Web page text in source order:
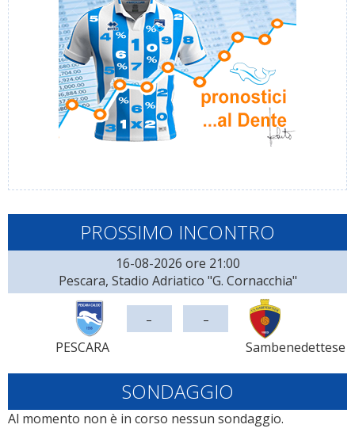
PROSSIMO INCONTRO
16-08-2026 ore 21:00
Pescara, Stadio Adriatico "G. Cornacchia"
PESCARA
- -
Sambenedettese
SONDAGGIO
Al momento non è in corso nessun sondaggio.